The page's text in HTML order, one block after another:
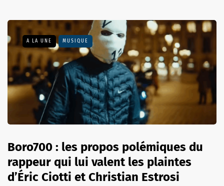
A LA UNE MUSIQUE
Boro700 : les propos polémiques du
rappeur qui lui valent les plaintes
d’Éric Ciotti et Christian Estrosi